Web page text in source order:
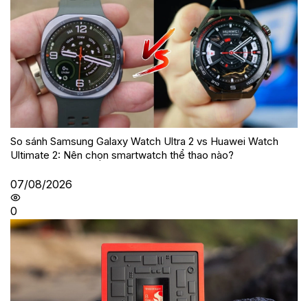
So sánh Samsung Galaxy Watch Ultra 2 vs Huawei Watch
Ultimate 2: Nên chọn smartwatch thể thao nào?
07/08/2026
0